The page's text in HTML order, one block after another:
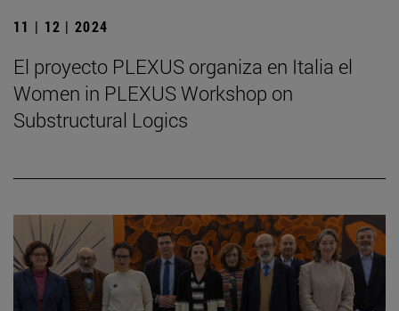
11 | 12 | 2024
El proyecto PLEXUS organiza en Italia el
Women in PLEXUS Workshop on
Substructural Logics